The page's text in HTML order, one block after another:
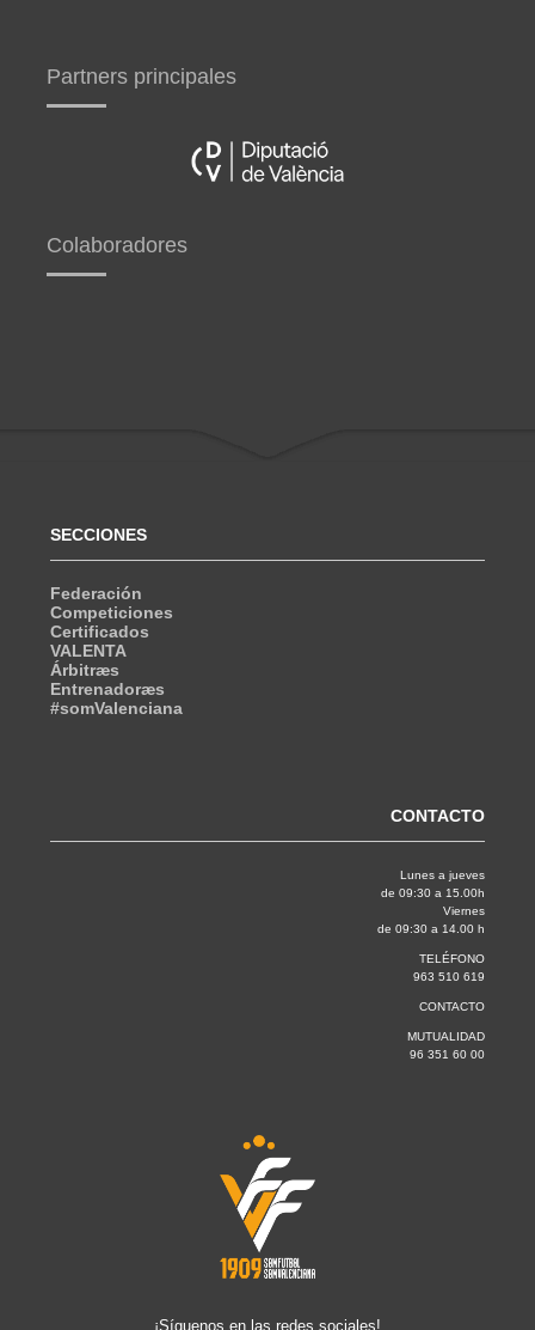
Partners principales
Colaboradores
SECCIONES
Federación
Competiciones
Certificados
VALENTA
Árbitræs
Entrenadoræs
#somValenciana
CONTACTO
Lunes a jueves
de 09:30 a 15.00h
Viernes
de 09:30 a 14.00 h
TELÉFONO
963 510 619
CONTACTO
MUTUALIDAD
96 351 60 00
¡Síguenos en las redes sociales!